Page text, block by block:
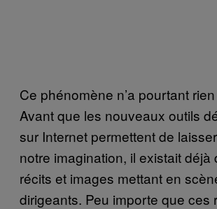
Ce phénomène n’a pourtant
Avant que les nouveaux outils
sur Internet permettent de
notre imagination, il existait déjà
récits et images mettant en
dirigeants. Peu importe que ces